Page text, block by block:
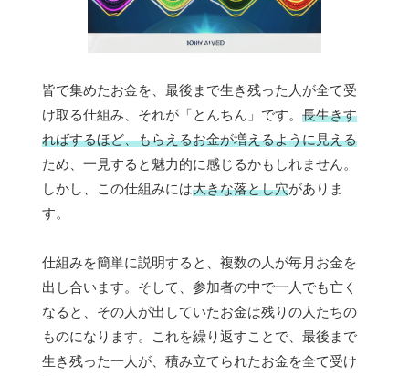
皆で集めたお金を、最後まで生き残った人が全て受
け取る仕組み、それが「とんちん」です。 長生きす
ればするほど、もらえるお金が増えるように見える
ため、一見すると魅力的に感じるかもしれません。
しかし、この仕組みには大きな落とし穴がありま
す。
仕組みを簡単に説明すると、複数の人が毎月お金を
出し合います。そして、参加者の中で一人でも亡く
なると、その人が出していたお金は残りの人たちの
ものになります。これを繰り返すことで、最後まで
生き残った一人が、積み立てられたお金を全て受け